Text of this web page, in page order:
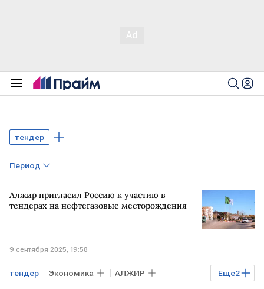
тендер
Период
Алжир пригласил Россию к участию в
тендерах на нефтегазовые месторождения
9 сентября 2025, 19:58
Еще2
тендер Экономика АЛЖИР